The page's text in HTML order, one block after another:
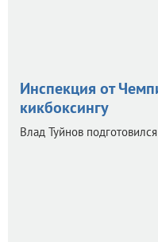
Инспекция от
кикбоксингу
Влад Туйнов